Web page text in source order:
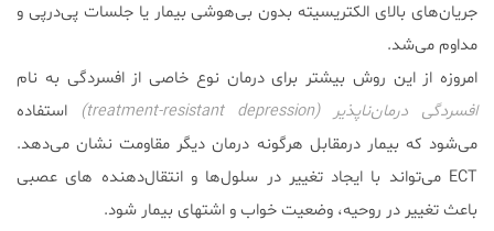
جریان‌های بالای الکتریسیته بدون بی‌هوشی بیمار یا جلسات پی‌درپی و
مداوم می‌شد.
امروزه از این روش بیشتر برای درمان نوع خاصی از افسردگی به نام
افسردگی درمان‌ناپذیر (treatment-resistant depression)
استفاده
می‌شود که بیمار درمقابل هرگونه درمان دیگر مقاومت نشان می‌دهد.
ECT می‌تواند با ایجاد تغییر در سلول‌ها و انتقال‌دهنده های عصبی
باعث تغییر در روحیه، وضعیت خواب و اشتهای بیمار شود.